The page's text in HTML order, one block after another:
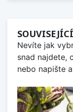
Nevíte jak
snad najdete,
nebo napište